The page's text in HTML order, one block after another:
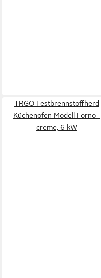
TRGO Festbrennstoffherd
Küchenofen Modell Forno -
creme, 6 kW